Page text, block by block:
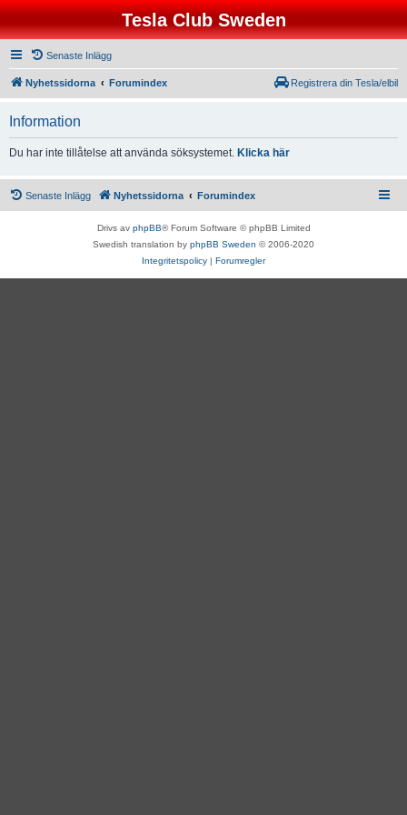
Tesla Club Sweden
Senaste Inlägg
Nyhetssidorna Forumindex Registrera din Tesla/elbil
Information
Du har inte tillåtelse att använda söksystemet. Klicka här
Senaste Inlägg Nyhetssidorna Forumindex
Drivs av phpBB® Forum Software © phpBB Limited
Swedish translation by phpBB Sweden © 2006-2020
Integritetspolicy | Forumregler